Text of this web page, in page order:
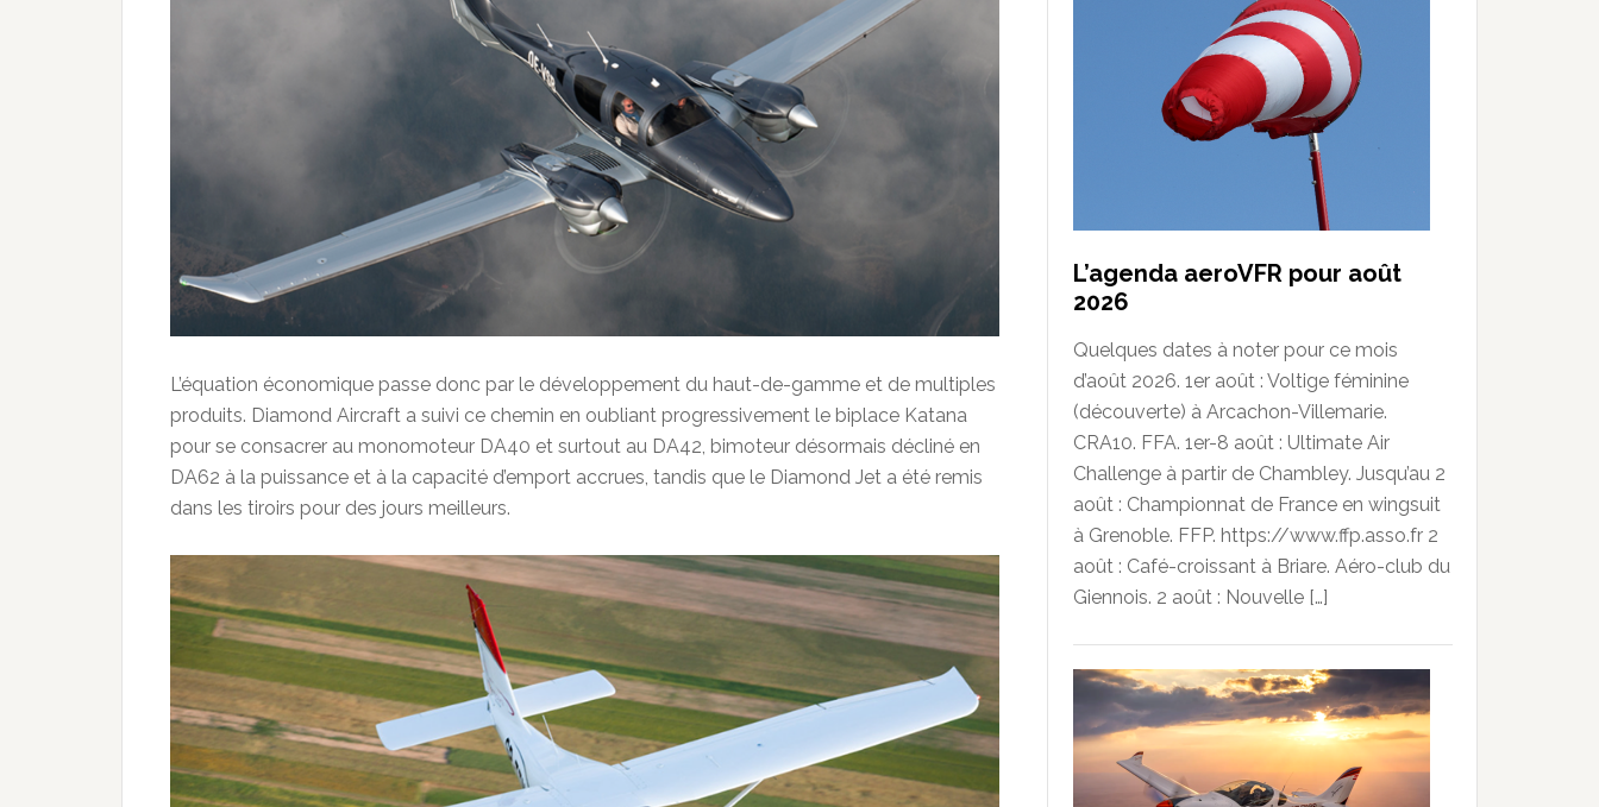
L’équation économique passe donc par le développement du haut-de-gamme et de multiples
produits. Diamond Aircraft a suivi ce chemin en oubliant progressivement le biplace Katana
pour se consacrer au monomoteur DA40 et surtout au DA42, bimoteur désormais décliné en
DA62 à la puissance et à la capacité d’emport accrues, tandis que le Diamond Jet a été remis
dans les tiroirs pour des jours meilleurs.
L’agenda aeroVFR pour août
2026
Quelques dates à noter pour ce mois
d’août 2026. 1er août : Voltige féminine
(découverte) à Arcachon-Villemarie.
CRA10. FFA. 1er-8 août : Ultimate Air
Challenge à partir de Chambley. Jusqu’au 2
août : Championnat de France en wingsuit
à Grenoble. FFP. https://www.ffp.asso.fr 2
août : Café-croissant à Briare. Aéro-club du
Giennois. 2 août : Nouvelle […]